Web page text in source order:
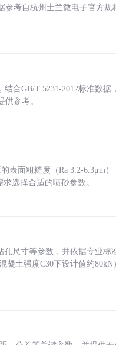
参考自杭州士兰微电子官方规
合GB/T 5231-2012标准数据
参考。
表面粗糙度（Ra 3.2-6.3μm
选择合适的喷砂参数。
尺寸等参数，并依据专业标
凝土强度C30下设计值约